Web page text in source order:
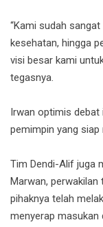
“Kami sudah sangat
kesehatan, hingga
visi besar kami
tegasnya.
Irwan optimis debat
pemimpin yang
Tim Dendi-Alif juga
Marwan,
pihaknya telah
menyerap